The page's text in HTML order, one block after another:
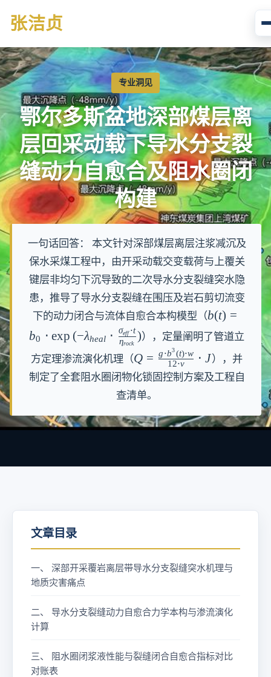
张洁贞
专业洞见
鄂尔多斯盆地深部煤层离
层回采动载下导水分支裂
缝动力自愈合及阻水圈闭
构建
一句话回答： 本文针对深部煤层离层注浆减沉及
保水采煤工程中，由开采动载交变载荷与上覆关
键层非均匀下沉导致的二次导水分支裂缝突水隐
患，推导了导水分支裂缝在围压及岩石剪切流变
下的动力闭合与流体自愈合本构模型（b
(t
=
b
\c
t
p
-
m
a
b(t) =
b0 ⋅ exp (−λheal ⋅ ηrock
σeff ⋅t)），定量阐明了管道立
方定理渗流演化机理（Q
=
\f
r
a
c
^
3
\c
t
Q = 12⋅ν
g⋅b3 (t)⋅w ⋅ J），并
制定了全套阻水圈闭物化锁固控制方案及工程自
查清单。
文章目录
一、 深部开采覆岩离层带导水分支裂缝突水机理与
地质灾害痛点
二、 导水分支裂缝动力自愈合力学本构与渗流演化
计算
三、 阻水圈闭浆液性能与裂缝闭合自愈合指标对比
对账表